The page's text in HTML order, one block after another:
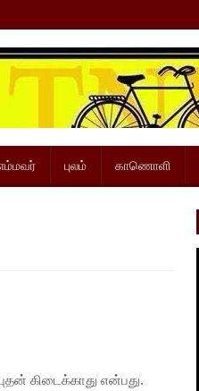
புலம் காணொளி
கிடைக்காது என்பது.